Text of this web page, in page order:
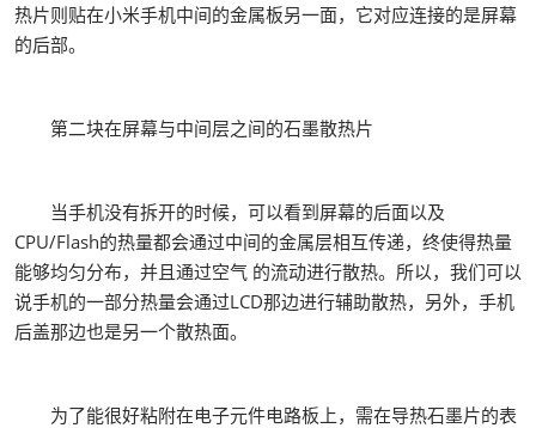
热片则贴在小米手机中间的金属板另一面，它对应连接的是屏幕
的后部。
第二块在屏幕与中间层之间的石墨散热片
当手机没有拆开的时候，可以看到屏幕的后面以及
CPU/Flash的热量都会通过中间的金属层相互传递，终使得热量
能够均匀分布，并且通过空气 的流动进行散热。所以，我们可以
说手机的一部分热量会通过LCD那边进行辅助散热，另外，手机
后盖那边也是另一个散热面。
为了能很好粘附在电子元件电路板上，需在导热石墨片的表